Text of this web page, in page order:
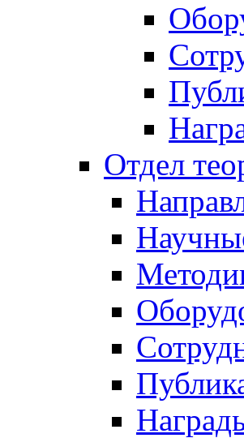
Отдел